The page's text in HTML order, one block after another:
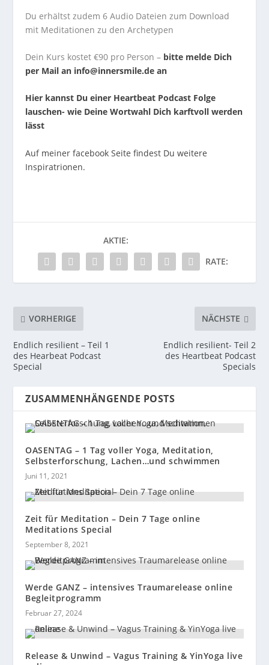
Du erhältst zudem 6 Audio Dateien zum Download
mit Meditationen zu den Archetypen
Dein Kurs kostet €90 pro Person – bitte melde Dich
per Mail an info@innersmile.de an
Hier kannst Du einer Heartbeat Podcast Folge
lauschen- wie Deine Wortwahl Dich karftvoll werden
lässt
Auf meiner facebook Seite findest Du weitere
Inspiratrionen.
AKTIE:
RATE:
VORHERIGE
Endlich resilient – Teil 1
des Hearbeat Podcast
Special
NÄCHSTE
Endlich resilient- Teil 2
des Heartbeat Podcast
Specials
ZUSAMMENHÄNGENDE POSTS
OASENTAG – 1 Tag voller Yoga, Meditation,
Selbsterforschung, Lachen…und schwimmen
Juni 11, 2021
Zeit für Meditation – Dein 7 Tage online
Meditations Special
September 8, 2021
Werde GANZ – intensives Traumarelease online
Begleitprogramm
Februar 27, 2024
Release & Unwind – Vagus Training & YinYoga live